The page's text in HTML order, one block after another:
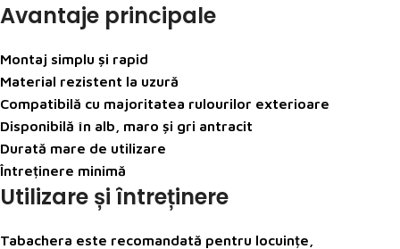
Avantaje principale
Montaj simplu și rapid
Material rezistent la uzură
Compatibilă cu majoritatea rulourilor exterioare
Disponibilă în alb, maro și gri antracit
Durată mare de utilizare
Întreținere minimă
Utilizare și întreținere
Tabachera este recomandată pentru locuințe,